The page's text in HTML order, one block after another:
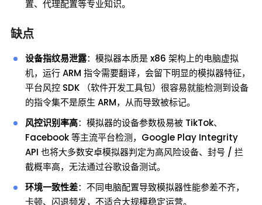
置、代理配置等专业知识。
缺点
设备指纹易泄露：模拟器本质是 x86 架构上的电脑虚拟
机，运行 ARM 指令需要翻译，会留下明显的模拟器特征，
平台风控 SDK （软件开发工具包）很容易就能检测到设备
的指令集不是原生 ARM，从而导致被标记。
风控识别率高：模拟器的设备参数极易被 TikTok、
Facebook 等主流平台检测，Google Play Integrity
API 也将大多数安卓模拟器判定为高风险设备、封号 / 拦
截概率高，无法通过谷歌设备测试。
环境一致性差：不同电脑配置导致模拟器性能参差不齐，
卡顿、闪退频发，不适合大规模稳定运营。